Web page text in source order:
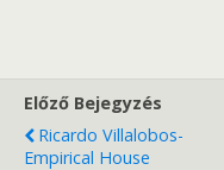
Előző Bejegyzés
Ricardo Villalobos-
Empirical House